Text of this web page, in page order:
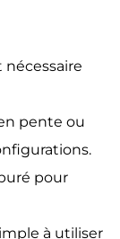
pente ou
pour
à utiliser